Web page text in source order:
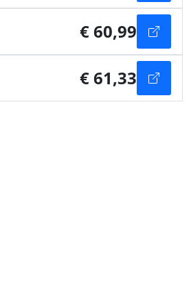
€ 60,99
€ 61,33